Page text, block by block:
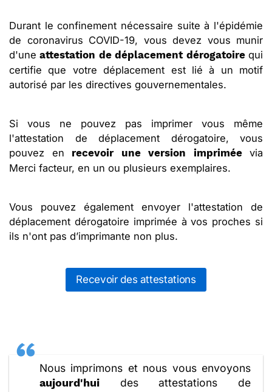
Durant le confinement nécessaire suite à l'épidémie
de coronavirus COVID-19, vous devez vous munir
d'uneattestation de déplacement dérogatoirequi
certifie que votre déplacement est lié à un motif
autorisé par les directives gouvernementales.
Si vous ne pouvez pas imprimer vous même
l'attestation de déplacement dérogatoire, vous
pouvez en recevoir une version imprimée via
Merci facteur, en un ou plusieurs exemplaires.
Vous pouvez également envoyer l'attestation de
déplacement dérogatoire imprimée à vos proches si
ils n'ont pas d’imprimante non plus.
Recevoir des attestations
Nous imprimons et nous vous envoyons
aujourd'hui des attestations de